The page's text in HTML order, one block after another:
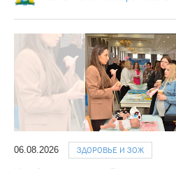
06.08.2026 ЗДОРОВЬЕ И ЗОЖ